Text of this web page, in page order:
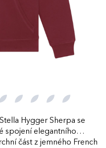
Hygger Sherpa se
spojení elegantního
část z jemného French